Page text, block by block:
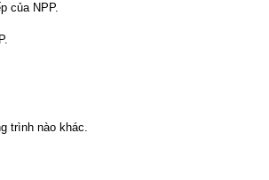
của NPP.
trình nào khác.